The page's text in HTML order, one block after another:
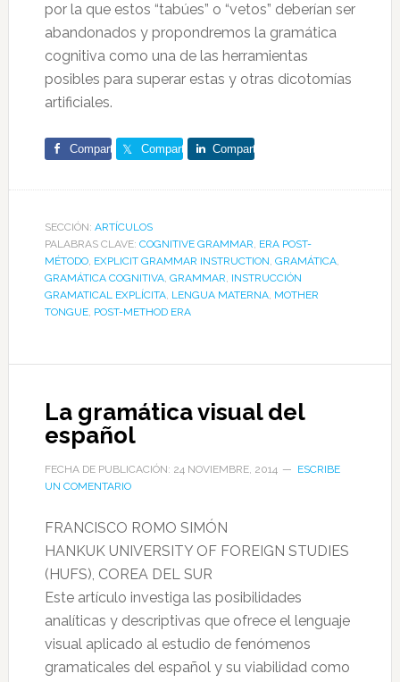
por la que estos “tabúes” o “vetos” deberían ser
abandonados y propondremos la gramática
cognitiva como una de las herramientas
posibles para superar estas y otras dicotomías
artificiales.
Comparte Comparte Comparte
SECCIÓN: ARTÍCULOS
PALABRAS CLAVE: COGNITIVE GRAMMAR, ERA POST-
MÉTODO, EXPLICIT GRAMMAR INSTRUCTION, GRAMÁTICA,
GRAMÁTICA COGNITIVA, GRAMMAR, INSTRUCCIÓN
GRAMATICAL EXPLÍCITA, LENGUA MATERNA, MOTHER
TONGUE, POST-METHOD ERA
La gramática visual del
español
FECHA DE PUBLICACIÓN: 24 NOVIEMBRE, 2014
ESCRIBE
UN COMENTARIO
FRANCISCO ROMO SIMÓN
HANKUK UNIVERSITY OF FOREIGN STUDIES
(HUFS), COREA DEL SUR
Este artículo investiga las posibilidades
analíticas y descriptivas que ofrece el lenguaje
visual aplicado al estudio de fenómenos
gramaticales del español y su viabilidad como